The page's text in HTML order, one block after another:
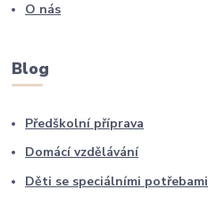
O nás
Blog
Předškolní příprava
Domácí vzdělávání
Děti se speciálními potřebami